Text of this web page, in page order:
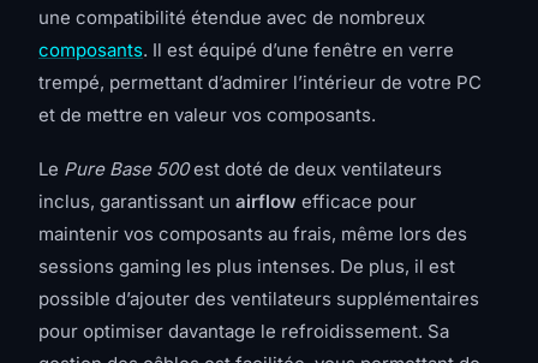
une compatibilité étendue avec de nombreux
composants. Il est équipé d’une fenêtre en verre
trempé, permettant d’admirer l’intérieur de votre PC
et de mettre en valeur vos composants.
Le Pure Base 500est doté de deux ventilateurs
inclus, garantissant un airflow efficace pour
maintenir vos composants au frais, même lors des
sessions gaming les plus intenses. De plus, il est
possible d’ajouter des ventilateurs supplémentaires
pour optimiser davantage le refroidissement. Sa